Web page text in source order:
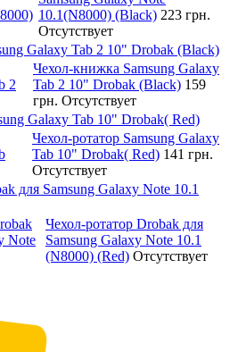
10.1(N8000) (Black) 223 грн.
Отсутствует
Galaxy Tab 2 10" Drobak (Black)
Чехол-книжка Samsung Galaxy
Tab 2 10" Drobak (Black) 159
грн. Отсутствует
Galaxy Tab 10" Drobak( Red)
Чехол-ротатор Samsung Galaxy
Tab 10" Drobak( Red) 141 грн.
Отсутствует
для Samsung Galaxy Note 10.1
Чехол-ротатор Drobak для
Samsung Galaxy Note 10.1
(N8000) (Red) Отсутствует